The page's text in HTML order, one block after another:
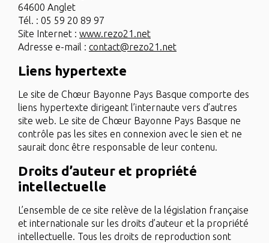
64600 Anglet
Tél. : 05 59 20 89 97
Site Internet : www.rezo21.net
Adresse e-mail : contact@rezo21.net
Liens hypertexte
Le site de Chœur Bayonne Pays Basque comporte des
liens hypertexte dirigeant l’internaute vers d’autres
site web. Le site de Chœur Bayonne Pays Basque ne
contrôle pas les sites en connexion avec le sien et ne
saurait donc être responsable de leur contenu.
Droits d’auteur et propriété
intellectuelle
L’ensemble de ce site relève de la législation française
et internationale sur les droits d’auteur et la propriété
intellectuelle. Tous les droits de reproduction sont